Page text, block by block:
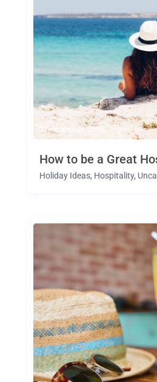
21 de abril de 2015
How to be a Great
Holiday Ideas, Hospitality,